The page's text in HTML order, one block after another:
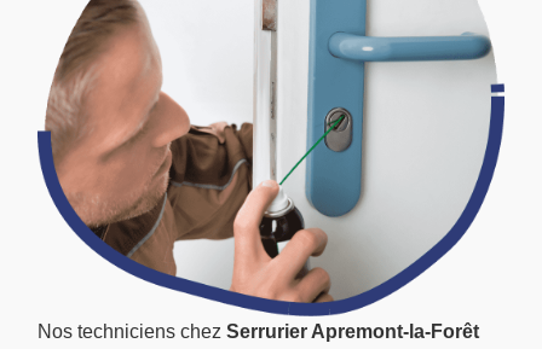
Nos techniciens chez Serrurier Apremont-la-Forêt